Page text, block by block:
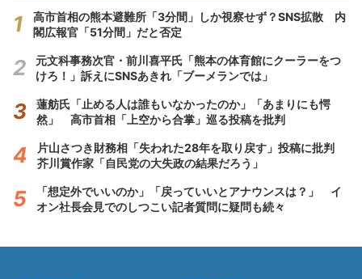
高市首相の熊本避難所「3分間」しか視察せず？SNS拡散 内
閣広報官「51分間」だと否定
元文科事務次官・前川喜平氏「熊本の体育館にクーラーをつ
けろ！」訴えにSNSあきれ「ブーメランでは」
蓮舫氏「止める人は誰もいなかったのか」「あまりにも愕
然」 高市首相「上空から合掌」巡る投稿を批判
片山さつき財務相「失われた28年を取り戻す」投稿に批判
芥川賞作家「自民党の大失政の結果だろう」
「想定外でいいのか」「戻っていいとアナウンスは？」 イ
オン社長会見でのしつこい記者質問に疑問も続々